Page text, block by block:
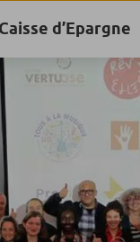
d’Epargne